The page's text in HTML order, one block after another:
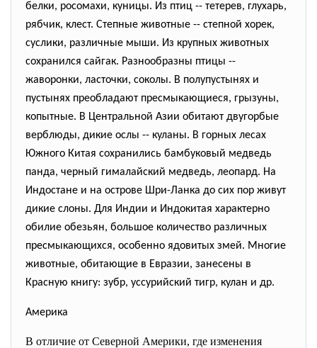
белки, росомахи, куницы. Из птиц -- тетерев, глухарь,
рябчик, клест. Степные животные -- степной хорек,
суслики, различные мыши. Из крупных животных
сохранился сайгак. Разнообразны птицы --
жаворонки, ласточки, соколы. В полупустынях и
пустынях преобладают пресмыкающиеся, грызуны,
копытные. В Центральной Азии обитают двугорбые
верблюды, дикие ослы -- куланы. В горных лесах
Южного Китая сохранились бамбуковый медведь
панда, черный гималайский медведь, леопард. На
Индостане и на острове Шри-Ланка до сих пор живут
дикие слоны. Для Индии и Индокитая характерно
обилие обезьян, большое количество различных
пресмыкающихся, особенно ядовитых змей. Многие
животные, обитающие в Евразии, занесены в
Красную книгу: зубр, уссурийский тигр, кулан и др.
Америка
В отличие от Северной Америки, где изменения